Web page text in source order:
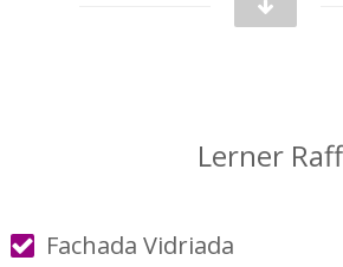
Lerner
Fachada Vidriada